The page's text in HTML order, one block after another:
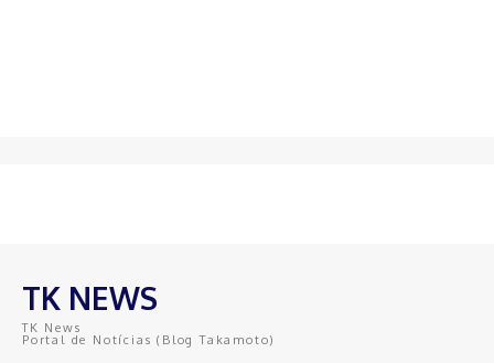
TK NEWS
TK News
Portal de Notícias (Blog Takamoto)